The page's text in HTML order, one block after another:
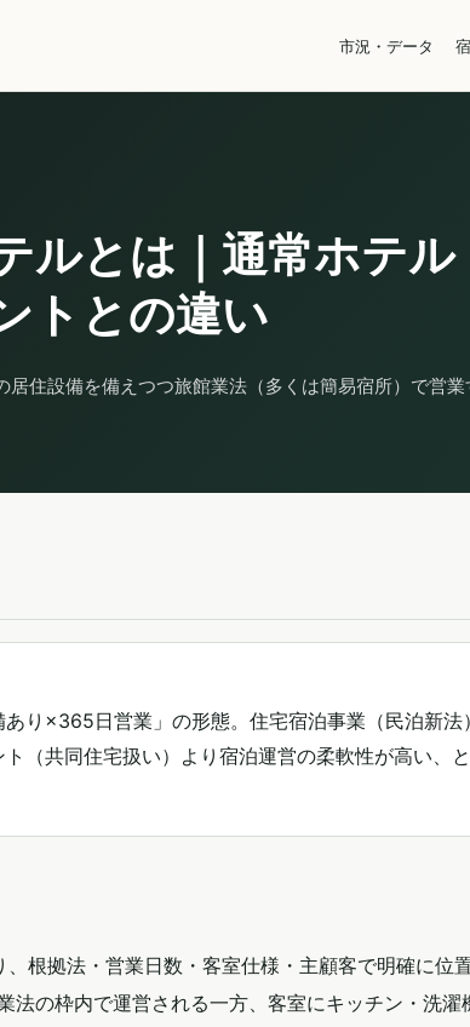
市況・データ
ルとは｜通常ホテ
トとの違い
住設備を備えつつ旅館業法（多くは簡易宿所）で営業
り×365日営業」の形態。住宅宿泊事業（民泊新法
（共同住宅扱い）より宿泊運営の柔軟性が高い、
根拠法・営業日数・客室仕様・主顧客で明確に位
法の枠内で運営される一方、客室にキッチン・洗濯